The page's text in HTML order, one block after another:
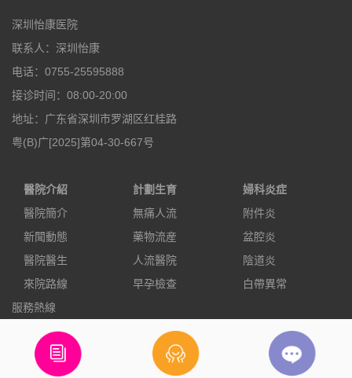
深圳怡康医院
联系人：深圳怡康
电话：0755-25595888
接诊时间：08:00-20:00
地址：广东省深圳市罗湖区红桂路
粤(B)广[2025]第04-30-667号
醫院介紹
醫院簡介
新聞動態
醫院醫生
來院路線
計劃生育
無痛人流
藥物流産
人流醫院
早孕檢查
婦科炎症
附件炎
盆腔炎
陰道炎
白帶異常
服務熱線
0755-25595888
立即預約